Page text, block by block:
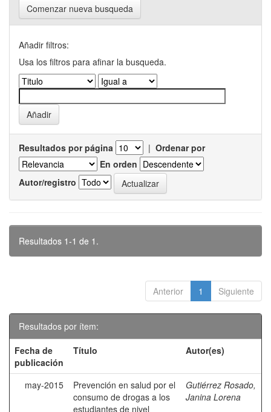
Comenzar nueva busqueda
Añadir filtros:
Usa los filtros para afinar la busqueda.
Resultados por página | Ordenar por
En orden
Autor/registro
Resultados 1-1 de 1.
Anterior 1 Siguiente
Resultados por ítem:
Fecha de
publicación
Título Autor(es)
may-2015
Prevención en salud por el
consumo de drogas a los
estudiantes de nivel
Gutiérrez Rosado,
Janina Lorena